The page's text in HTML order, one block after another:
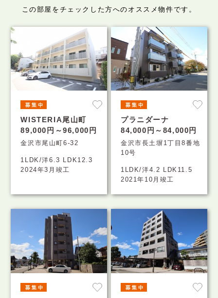
この部屋をチェックした方へのオススメ物件です。
WISTERIA尾山町
89,000円～96,000円
金沢市尾山町6-32
1LDK/洋6.3 LDK12.3
2024年3月竣工
プラニダーナ
84,000円～84,000円
金沢市長土塀1丁目8番地
10号
1LDK/洋4.2 LDK11.5
2021年10月竣工